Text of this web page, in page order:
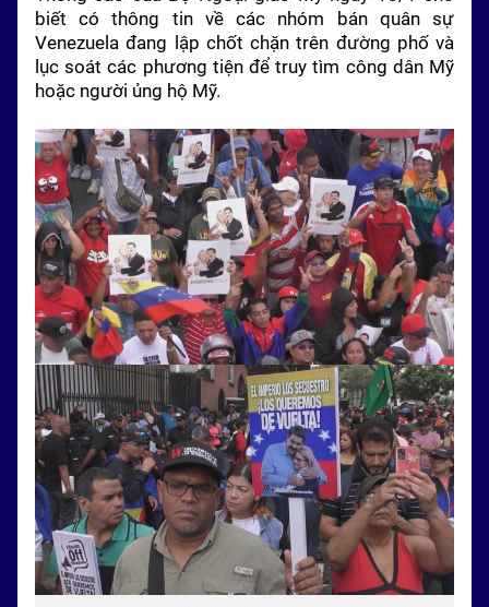
biết có thông tin về các nhóm bán quân sự
Venezuela đang lập chốt chặn trên đường phố và
lục soát các phương tiện để truy tìm công dân Mỹ
hoặc người ủng hộ Mỹ.